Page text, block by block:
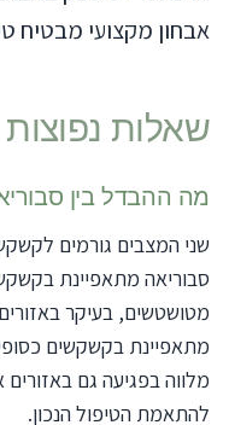
אבחון מקצועי מבטיח
שאלות נפוצות
מה ההבדל בין
שני המצבים גורמים
סבוריאה מתאפיינת
מטושטשים, בעיקר
מתאפיינת בקשקשים
מלווה בפגיעה גם
להתאמת הטיפול הנכון.